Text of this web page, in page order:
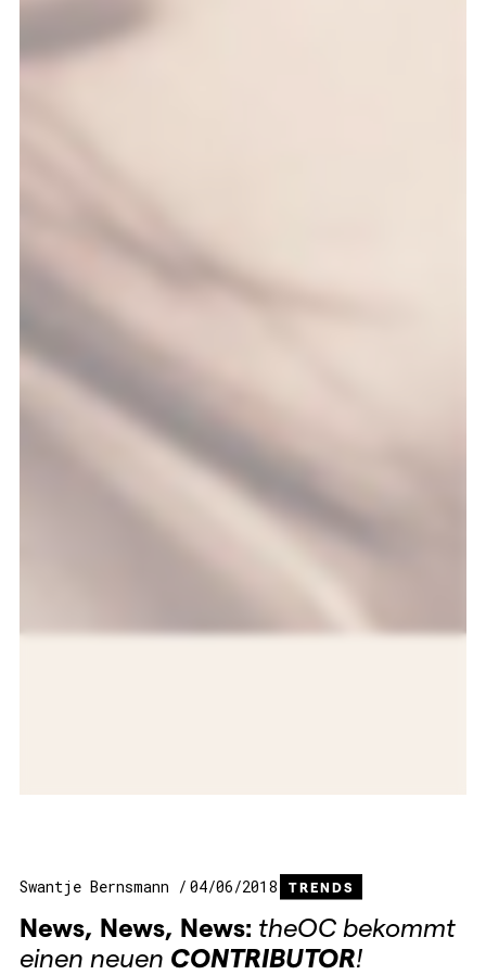
Swantje Bernsmann 04/06/2018 TRENDS
News, News, News: theOC bekommt
einen neuen CONTRIBUTOR!